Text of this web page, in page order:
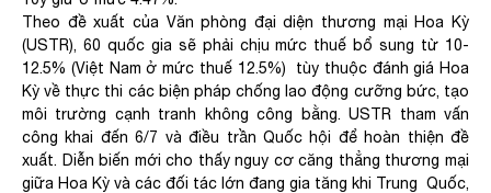
Theo đề xuất của Văn phòng đại diện thương mại Hoa Kỳ
(USTR), 60 quốc gia sẽ phải chịu mức thuế bổ sung từ 10-
12.5% (Việt Nam ở mức thuế 12.5%) tùy thuộc đánh giá Hoa
Kỳ về thực thi các biện pháp chống lao động cưỡng bức, tạo
môi trường cạnh tranh không công bằng. USTR tham vấn
công khai đến 6/7 và điều trần Quốc hội để hoàn thiện đề
xuất. Diễn biến mới cho thấy nguy cơ căng thẳng thương mại
giữa Hoa Kỳ và các đối tác lớn đang gia tăng khi Trung Quốc,